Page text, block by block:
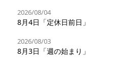
2026/08/04
8月4日「定休日前日」
2026/08/03
8月3日「週の始まり」